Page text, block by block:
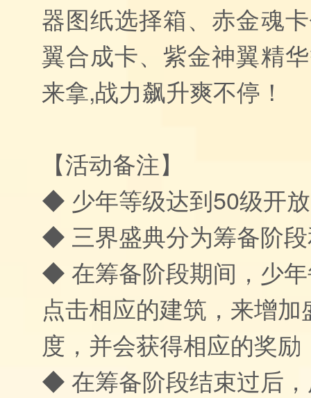
器图纸选择箱、赤金魂
翼合成卡、紫金神翼精
来拿,战力飙升爽不停！
【活动备注】
◆ 少年等级达到50级开放
◆ 三界盛典分为筹备阶
◆ 在筹备阶段期间，少
点击相应的建筑，来增
度，并会获得相应的奖励
◆ 在筹备阶段结束过后